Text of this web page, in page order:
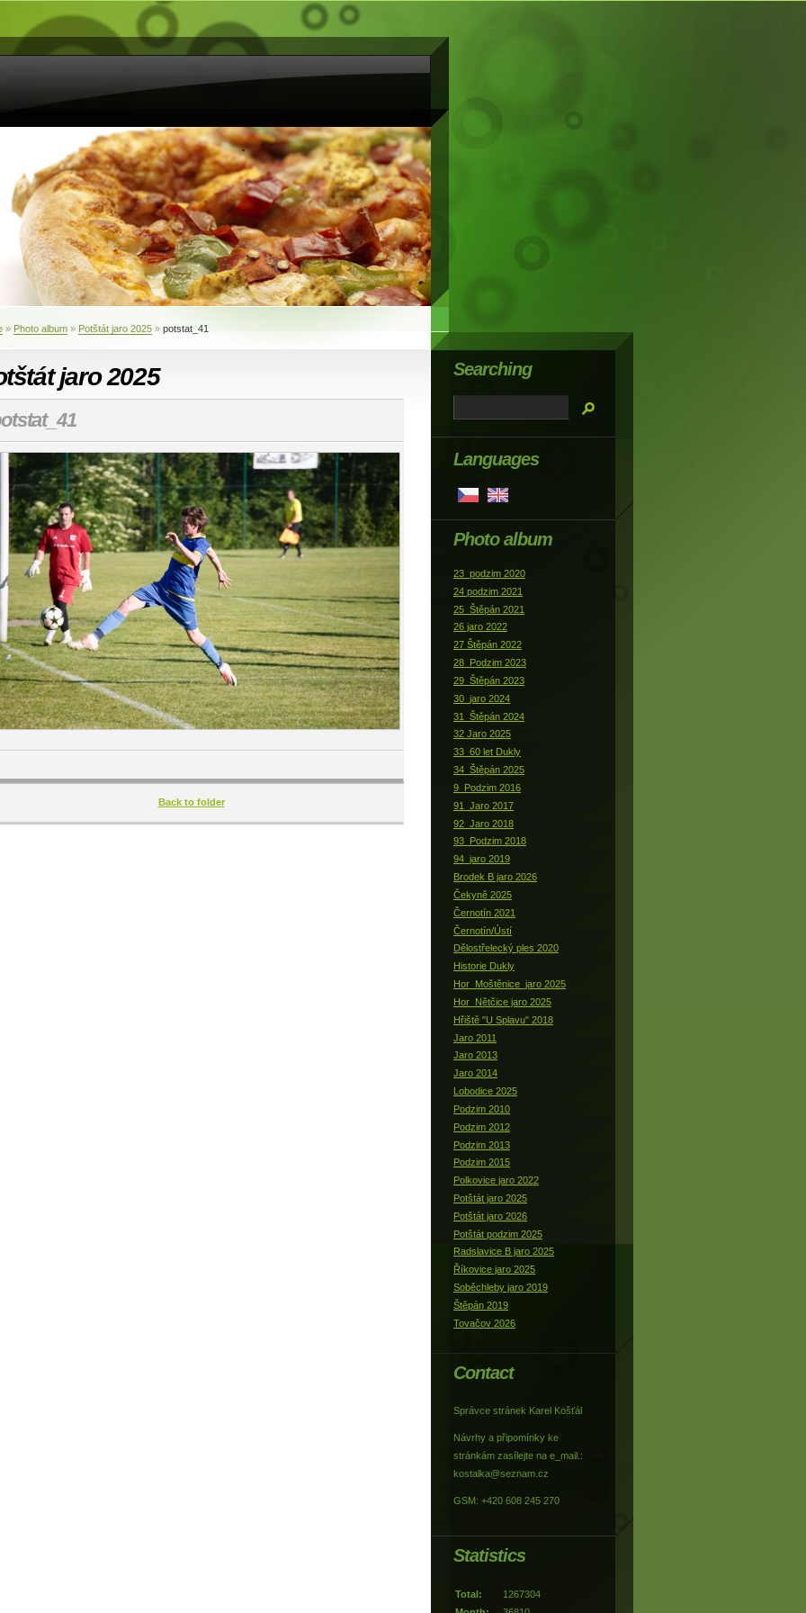
» Photo album » Potštát jaro 2025 » potstat_41
jaro 2025
Back to folder
Languages
Photo album
23_podzim 2020
24 podzim 2021
25_Štěpán 2021
26 jaro 2022
27 Štěpán 2022
28_Podzim 2023
29_Štěpán 2023
30_jaro 2024
31_Štěpán 2024
32 Jaro 2025
33_60 let Dukly
34_Štěpán 2025
9_Podzim 2016
91_Jaro 2017
92_Jaro 2018
93_Podzim 2018
94_jaro 2019
Brodek B jaro 2026
Čekyně 2025
Černotín 2021
Černotín/Ústí
Dělostřelecký ples 2020
Historie Dukly
Hor_Moštěnice_jaro 2025
Hor_Nětčice jaro 2025
Hřiště "U Splavu" 2018
Jaro 2011
Jaro 2013
Jaro 2014
Lobodice 2025
Podzim 2010
Podzim 2012
Podzim 2013
Podzim 2015
Polkovice jaro 2022
Potštát jaro 2025
Potštát jaro 2026
Potštát podzim 2025
Radslavice B jaro 2025
Říkovice jaro 2025
Soběchleby jaro 2019
Štěpán 2019
Tovačov 2026
Contact
Správce stránek Karel Košťál
Návrhy a připomínky ke
stránkám zasílejte na e_mail.:
kostalka@seznam.cz
GSM: +420 608 245 270
Searching
Statistics
Total:
1267304